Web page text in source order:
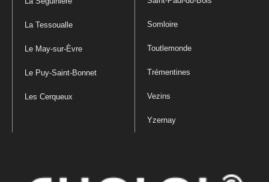
La Tessoualle
Le May-sur-Èvre
Le Puy-Saint-Bonnet
Les Cerqueux
Somloire
Toutlemonde
Trémentines
Vezins
Yzernay